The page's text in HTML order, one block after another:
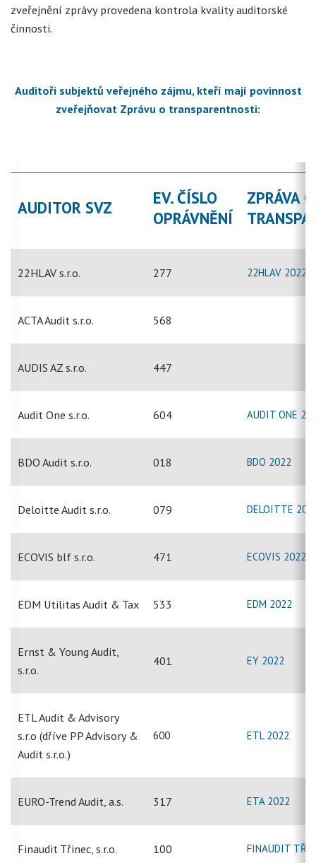
zveřejnění zprávy provedena kontrola kvality auditorské
činnosti.
Auditoři subjektů veřejného zájmu, kteří mají povinnost
zveřejňovat Zprávu o transparentnosti:
AUDITOR SVZ
EV. ČÍSLO
OPRÁVNĚNÍ
ZPRÁVA O
22HLAV s.r.o. 277 22HLAV 2022
ACTA Audit s.r.o. 568
AUDIS AZ s.r.o. 447
Audit One s.r.o. 604 AUDIT ONE 22
BDO Audit s.r.o. 018 BDO 2022
Deloitte Audit s.r.o. 079 DELOITTE
ECOVIS blf s.r.o. 471 ECOVIS 2022
EDM Utilitas Audit & Tax 533 EDM 2022
Ernst & Young Audit,
s.r.o.
401 EY 2022
ETL Audit & Advisory
s.r.o (dříve PP Advisory &
Audit s.r.o.)
600 ETL 2022
EURO-Trend Audit, a.s. 317 ETA 2022
Finaudit Třinec, s.r.o. 100 FINAUDIT